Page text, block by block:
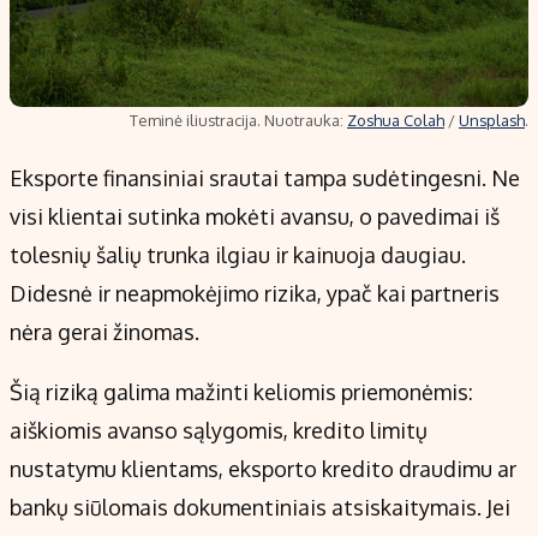
Teminė iliustracija. Nuotrauka: Zoshua Colah /Unsplash.
Eksporte finansiniai srautai tampa sudėtingesni. Ne
visi klientai sutinka mokėti avansu, o pavedimai iš
tolesnių šalių trunka ilgiau ir kainuoja daugiau.
Didesnė ir neapmokėjimo rizika, ypač kai partneris
nėra gerai žinomas.
Šią riziką galima mažinti keliomis priemonėmis:
aiškiomis avanso sąlygomis, kredito limitų
nustatymu klientams, eksporto kredito draudimu ar
bankų siūlomais dokumentiniais atsiskaitymais. Jei